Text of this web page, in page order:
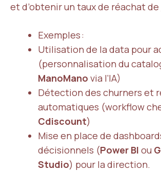
et d’obtenir un taux de réachat de
Exemples :
Utilisation de la data pour
(personnalisation du
ManoMano via l’IA)
Détection des churners et
automatiques (workflow
Cdiscount)
Mise en place de
décisionnels (Power BI ou
Studio) pour la direction.